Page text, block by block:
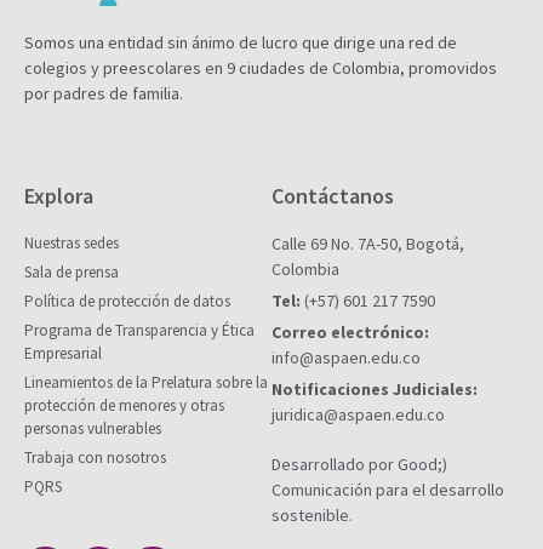
Somos una entidad sin ánimo de lucro que dirige una red de
colegios y preescolares en 9 ciudades de Colombia, promovidos
por padres de familia.
Explora
Nuestras sedes
Sala de prensa
Política de protección de datos
Programa de Transparencia y Ética
Empresarial
Lineamientos de la Prelatura sobre la
protección de menores y otras
personas vulnerables
Trabaja con nosotros
PQRS
Contáctanos
Calle 69 No. 7A-50, Bogotá,
Colombia
Tel: (+57) 601 217 7590
Correo electrónico:
info@aspaen.edu.co
Notificaciones Judiciales:
juridica@aspaen.edu.co
Desarrollado por Good;)
Comunicación para el desarrollo
sostenible.